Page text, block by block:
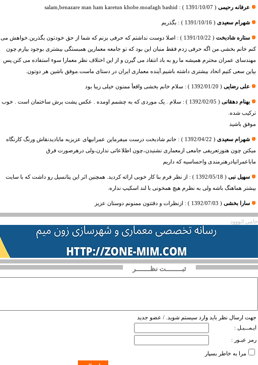
عرفانه رحیمی (
1391/10/07
) :
salam,benazare man ham karetun khobe.moafagh bashid
شهرام سعیدی (
1391/10/16
) : بگذریم
ستاره شادبخت (
1391/10/22
) :
اصلا دوست نداشتم که حرفی بزنم که شما از حق خودتون بگذرین.خواهش می
کنم خانم بخشی.من اگه حرفی زدم فقط منبان این بود که تو جامعه معمارین همبستگی بیشتری بوجود بیارم.چون
مهندسای عمران محترم همیشه ما رو به باد انتقاد می گیرن و از این اختلاف نظر معمارا سوء استفاده می کنن.پس
بیاین سعی کنیم اتحاد بیشتری داشته باشیم.آینده معماری ایران در دستای ماست.موفق باشین هر دوتون.
علی رضایی (
1392/01/20
) : سلام خانم بخشی واقعأ ممنون خیلی زیبا بود
بهنام دهقانی (
1392/02/05
) : سلام . یک موردی که به چشمم اومده . عکس پشت برش ساختمان است . خوب
ترکیب شده.
موفق باشید
شهرام سعیدی (
1392/04/22
) : خانم شادبخت درست میفرماین عمرانیهای عزیزبه مابادیدنقاش ورنگ کارنگاه
میکنن چون هنوزتعریفی جامعی ازمعماری نشنیدن،چون اطلاعاتی ندارن،ولی درهرصورت فرق
ماباعمرانیادرهنرمندی واحساسیه که داریم
سهیل نبی (
1392/05/18
) :
از نظر فرم بنا کار خوبی ارائه کردید. همچنین اثر این پتانسیل رو داشت که با سایت
بیشتر هماهنگ باشه ولی به نظرم هیچ همخونی با لند اسکیپ نداره.
سارا بخشی (
1392/07/03
) : ازنظرات و دقتتون ممنونم دوستان عزیز
حامی اتووود
ثبــــــــت نظـــــــر
جهت ارسال نظر باید وارد سیستم شوید. / عضو جدید
ایـمـــیـل :
رمز عبـور :
مرا به خاطر بسپار